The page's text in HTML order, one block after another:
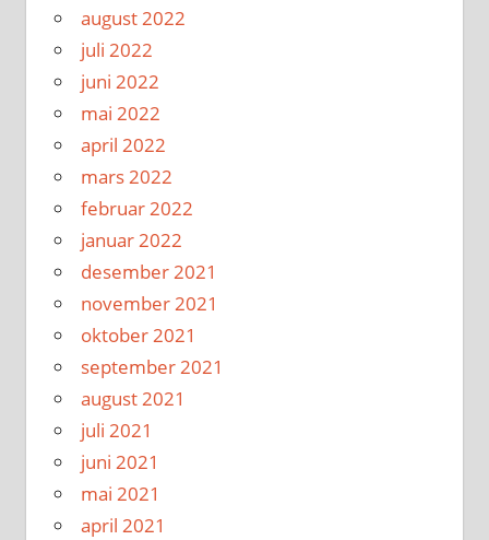
august 2022
juli 2022
juni 2022
mai 2022
april 2022
mars 2022
februar 2022
januar 2022
desember 2021
november 2021
oktober 2021
september 2021
august 2021
juli 2021
juni 2021
mai 2021
april 2021